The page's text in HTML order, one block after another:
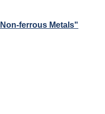
ferrous Metals"